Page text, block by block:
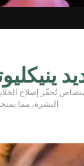
تُحفّز إصلاح
البشرة، مما يمنحك